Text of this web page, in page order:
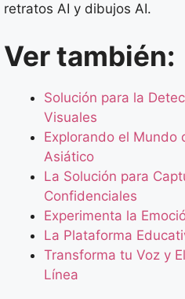
retratos AI y dibujos AI.
Ver también:
Solución para la
Visuales
Explorando el Mundo
Asiático
La Solución para
Confidenciales
Experimenta la
La Plataforma
Transforma tu Voz y
Línea